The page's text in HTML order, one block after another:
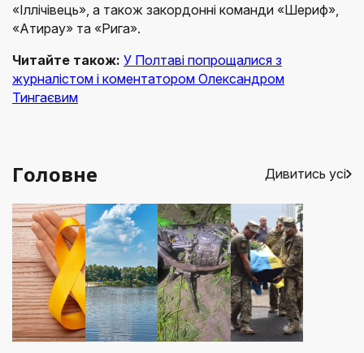
«Іллічівець», а також закордонні команди «Шериф»,
«Атирау» та «Рига».
Читайте також: У Полтаві попрощалися з
журналістом і коментатором Олександром
Тингаєвим
Головне Дивитись усі